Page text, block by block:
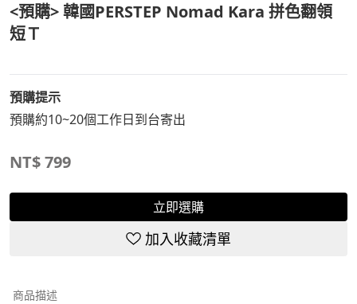
<預購> 韓國PERSTEP Nomad Kara 拼色翻領
短Ｔ
預購提示
預購約10~20個工作日到台寄出
NT$799
立即選購
加入收藏清單
商品描述